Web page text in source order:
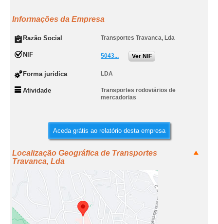
Informações da Empresa
Razão Social Transportes Travanca, Lda
NIF 5043... Ver NIF
Forma jurídica LDA
Atividade
Transportes rodoviários de
mercadorias
Aceda grátis ao relatório desta empresa
Localização Geográfica de Transportes
Travanca, Lda